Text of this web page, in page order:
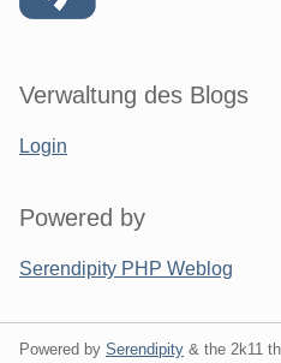
Verwaltung des Blogs
Login
Powered by
Serendipity PHP Weblog
Powered by Serendipity & the 2k11